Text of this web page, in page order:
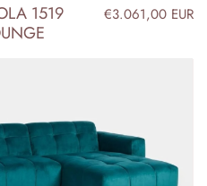
1519
€3.061,00 EUR